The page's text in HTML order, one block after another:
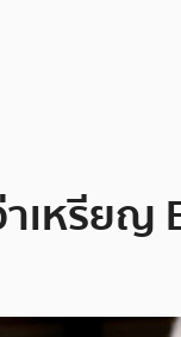
เหรีย